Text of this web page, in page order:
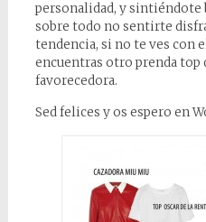
personalidad, y sintiéndote
sobre todo no sentirte
tendencia, si no te ves con
encuentras otro prenda top
favorecedora.
Sed felices y os espero en